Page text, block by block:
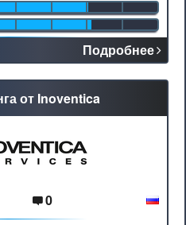
Подробнее
от Inoventica
0